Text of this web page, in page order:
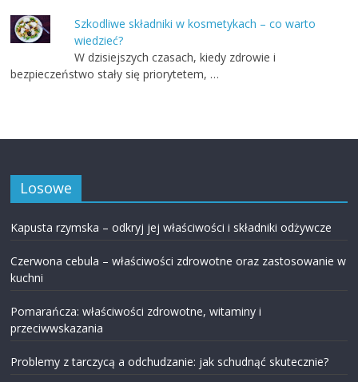
Szkodliwe składniki w kosmetykach – co warto
wiedzieć?
W dzisiejszych czasach, kiedy zdrowie i
bezpieczeństwo stały się priorytetem, …
Losowe
Kapusta rzymska – odkryj jej właściwości i składniki odżywcze
Czerwona cebula – właściwości zdrowotne oraz zastosowanie w
kuchni
Pomarańcza: właściwości zdrowotne, witaminy i
przeciwwskazania
Problemy z tarczycą a odchudzanie: jak schudnąć skutecznie?